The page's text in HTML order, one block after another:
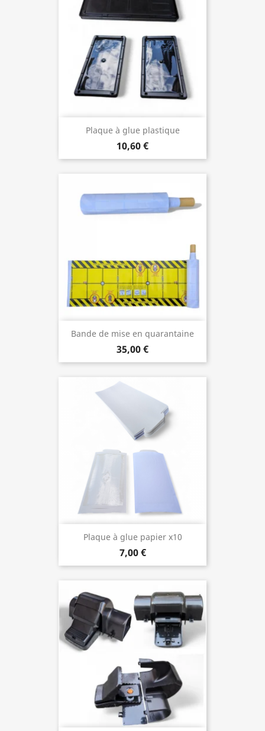
Plaque à glue plastique
10,60 €
Bande de mise en quarantaine
35,00 €
Plaque à glue papier x10
7,00 €